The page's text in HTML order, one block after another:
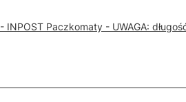
- INPOST Paczkomaty - UWAGA: